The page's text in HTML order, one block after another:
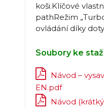
koši.Klíčové
pathRežim
ovládání díky
Soubory ke
Návod –
EN.pdf
Návod